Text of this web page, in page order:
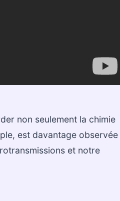
non seulement la chimie
est davantage observée
et notre